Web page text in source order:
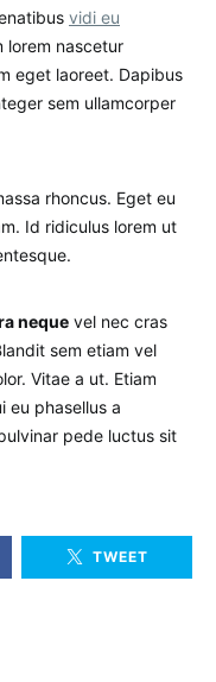
vidi eu
lorem nascetur
eget laoreet. Dapibus
sem ullamcorper
rhoncus. Eget eu
Id ridiculus lorem ut
neque vel nec cras
sem etiam vel
Vitae a ut. Etiam
eu phasellus a
pede luctus sit
TWEET